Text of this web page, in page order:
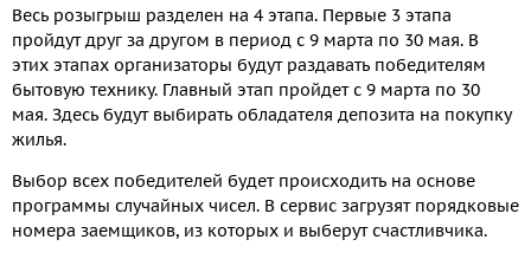
Весь розыгрыш разделен на 4 этапа. Первые 3 этапа
пройдут друг за другом в период с 9 марта по 30 мая. В
этих этапах организаторы будут раздавать победителям
бытовую технику. Главный этап пройдет с 9 марта по 30
мая. Здесь будут выбирать обладателя депозита на покупку
жилья.
Выбор всех победителей будет происходить на основе
программы случайных чисел. В сервис загрузят порядковые
номера заемщиков, из которых и выберут счастливчика.